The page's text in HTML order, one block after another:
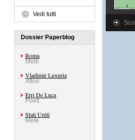
Vedi tutti
Dossier Paperblog
Roma
Mete
Vladimir Luxuria
Attori
Erri De Luca
Poeti
Stati Uniti
Mete